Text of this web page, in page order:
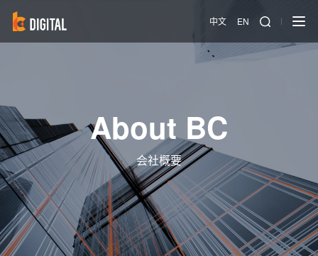
中文 EN
About BC
会社概要